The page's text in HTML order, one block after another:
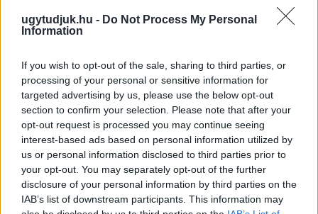
ugytudjuk.hu - Do Not Process My Personal
Information
If you wish to opt-out of the sale, sharing to third parties, or
processing of your personal or sensitive information for
targeted advertising by us, please use the below opt-out
section to confirm your selection. Please note that after your
opt-out request is processed you may continue seeing
interest-based ads based on personal information utilized by
us or personal information disclosed to third parties prior to
your opt-out. You may separately opt-out of the further
disclosure of your personal information by third parties on the
IAB’s list of downstream participants. This information may
Középpontban a hagyományőrzés, de lesz Pogány Induló és
más.